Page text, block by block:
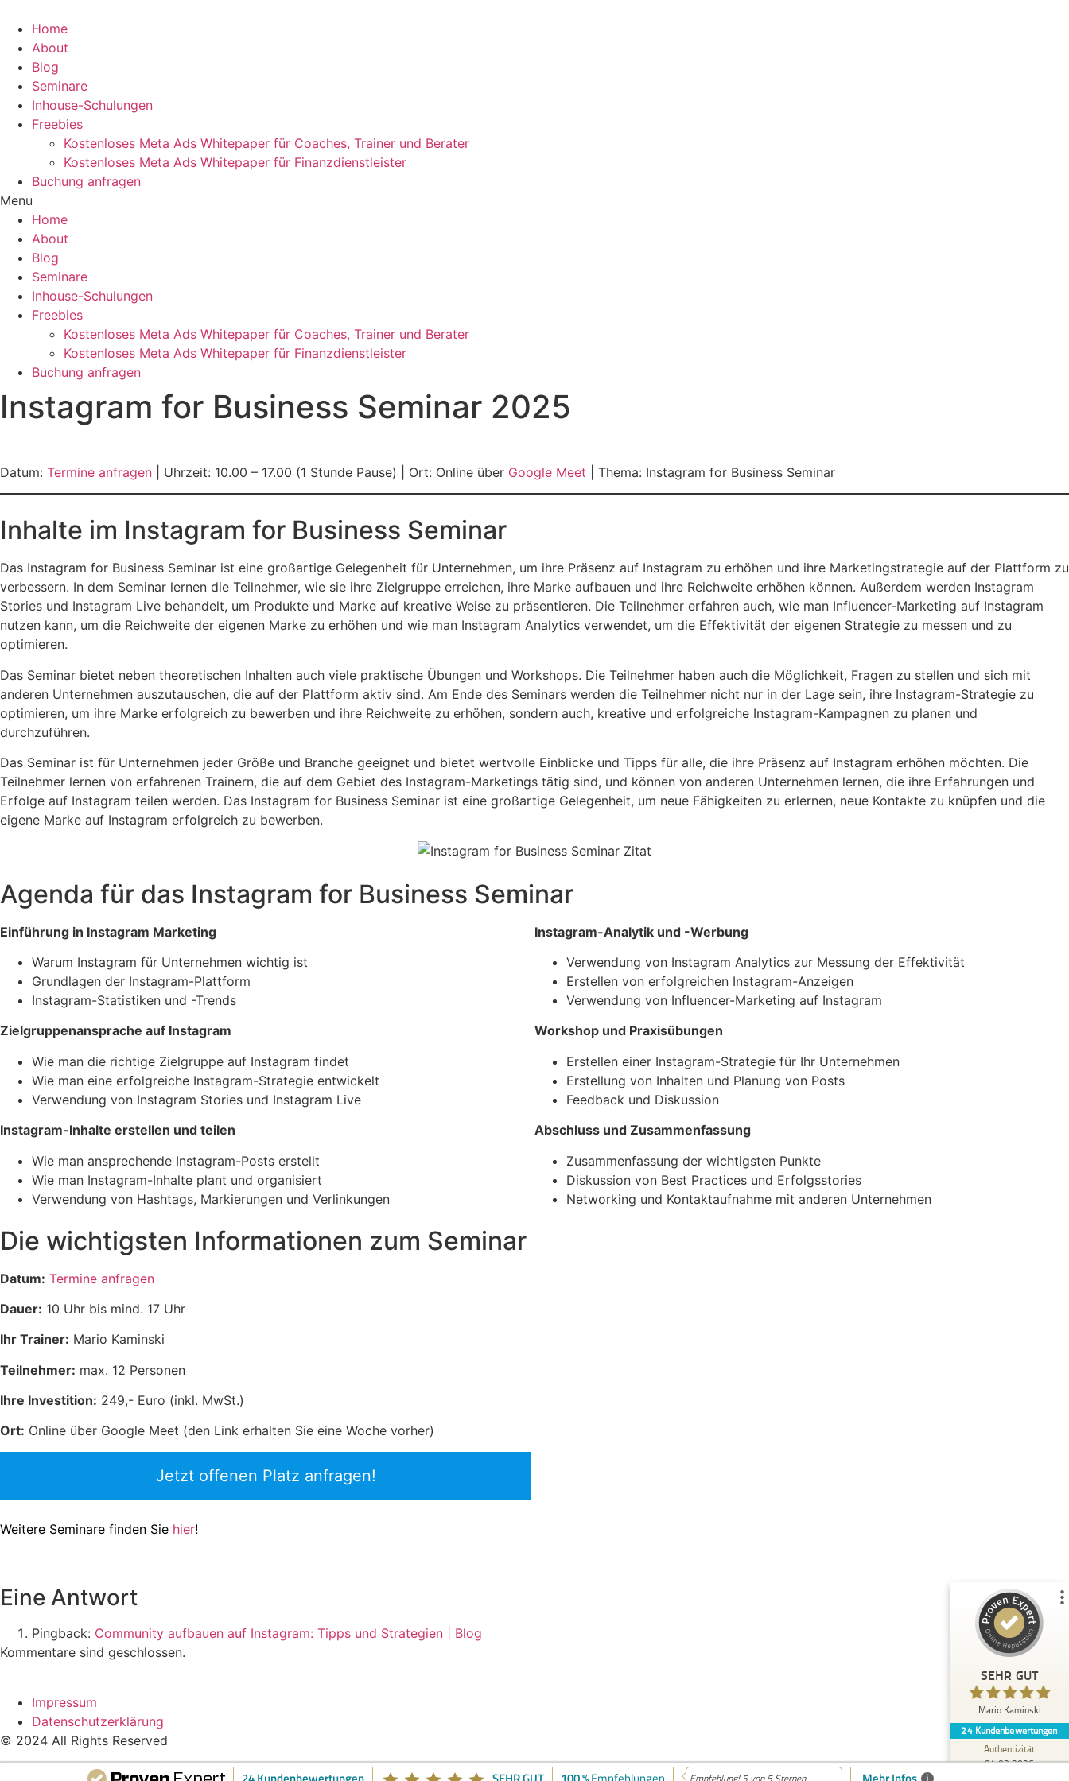
Home
About
Blog
Seminare
Inhouse-Schulungen
Freebies
Kostenloses Meta Ads Whitepaper für Coaches, Trainer und Berater
Kostenloses Meta Ads Whitepaper für Finanzdienstleister
Buchung anfragen
Menu
Home
About
Blog
Seminare
Inhouse-Schulungen
Freebies
Kostenloses Meta Ads Whitepaper für Coaches, Trainer und Berater
Kostenloses Meta Ads Whitepaper für Finanzdienstleister
Buchung anfragen
Instagram for Business Seminar 2025
Datum: Termine anfragen | Uhrzeit: 10.00 – 17.00 (1 Stunde Pause) | Ort: Online über Google Meet | Thema: Instagram for Business Seminar
Inhalte im Instagram for Business Seminar
Das Instagram for Business Seminar ist eine großartige Gelegenheit für Unternehmen, um ihre Präsenz auf Instagram zu erhöhen und ihre Marketingstrategie auf der Plattform zu
verbessern. In dem Seminar lernen die Teilnehmer, wie sie ihre Zielgruppe erreichen, ihre Marke aufbauen und ihre Reichweite erhöhen können. Außerdem werden Instagram
Stories und Instagram Live behandelt, um Produkte und Marke auf kreative Weise zu präsentieren. Die Teilnehmer erfahren auch, wie man Influencer-Marketing auf Instagram
nutzen kann, um die Reichweite der eigenen Marke zu erhöhen und wie man Instagram Analytics verwendet, um die Effektivität der eigenen Strategie zu messen und zu
optimieren.
Das Seminar bietet neben theoretischen Inhalten auch viele praktische Übungen und Workshops. Die Teilnehmer haben auch die Möglichkeit, Fragen zu stellen und sich mit
anderen Unternehmen auszutauschen, die auf der Plattform aktiv sind. Am Ende des Seminars werden die Teilnehmer nicht nur in der Lage sein, ihre Instagram-Strategie zu
optimieren, um ihre Marke erfolgreich zu bewerben und ihre Reichweite zu erhöhen, sondern auch, kreative und erfolgreiche Instagram-Kampagnen zu planen und
durchzuführen.
Das Seminar ist für Unternehmen jeder Größe und Branche geeignet und bietet wertvolle Einblicke und Tipps für alle, die ihre Präsenz auf Instagram erhöhen möchten. Die
Teilnehmer lernen von erfahrenen Trainern, die auf dem Gebiet des Instagram-Marketings tätig sind, und können von anderen Unternehmen lernen, die ihre Erfahrungen und
Erfolge auf Instagram teilen werden. Das Instagram for Business Seminar ist eine großartige Gelegenheit, um neue Fähigkeiten zu erlernen, neue Kontakte zu knüpfen und die
eigene Marke auf Instagram erfolgreich zu bewerben.
Agenda für das Instagram for Business Seminar
Einführung in Instagram Marketing
Warum Instagram für Unternehmen wichtig ist
Grundlagen der Instagram-Plattform
Instagram-Statistiken und -Trends
Zielgruppenansprache auf Instagram
Wie man die richtige Zielgruppe auf Instagram findet
Wie man eine erfolgreiche Instagram-Strategie entwickelt
Verwendung von Instagram Stories und Instagram Live
Instagram-Inhalte erstellen und teilen
Wie man ansprechende Instagram-Posts erstellt
Wie man Instagram-Inhalte plant und organisiert
Verwendung von Hashtags, Markierungen und Verlinkungen
Instagram-Analytik und -Werbung
Verwendung von Instagram Analytics zur Messung der Effektivität
Erstellen von erfolgreichen Instagram-Anzeigen
Verwendung von Influencer-Marketing auf Instagram
Workshop und Praxisübungen
Erstellen einer Instagram-Strategie für Ihr Unternehmen
Erstellung von Inhalten und Planung von Posts
Feedback und Diskussion
Abschluss und Zusammenfassung
Zusammenfassung der wichtigsten Punkte
Diskussion von Best Practices und Erfolgsstories
Networking und Kontaktaufnahme mit anderen Unternehmen
Die wichtigsten Informationen zum Seminar
Datum: Termine anfragen
Dauer: 10 Uhr bis mind. 17 Uhr
Ihr Trainer: Mario Kaminski
Teilnehmer: max. 12 Personen
Ihre Investition: 249,- Euro (inkl. MwSt.)
Ort: Online über Google Meet (den Link erhalten Sie eine Woche vorher)
Jetzt offenen Platz anfragen!
Weitere Seminare finden Sie hier!
Eine Antwort
Pingback: Community aufbauen auf Instagram: Tipps und Strategien | Blog
Kommentare sind geschlossen.
Impressum
Datenschutzerklärung
© 2024 All Rights Reserved
Empfehlung! 5 von 5 Sternen.
SEHR GUT
Mario Kaminski
24 Kundenbewertungen
Authentizität
04.02.2026
Bewertungen auf ProvenExpert.com
Blick aufs ProvenExpert-Profil werfen
Alexander H.
5,00
ruhige und sachliche Art in der er alle Fragen
kompetent beantwortet ...